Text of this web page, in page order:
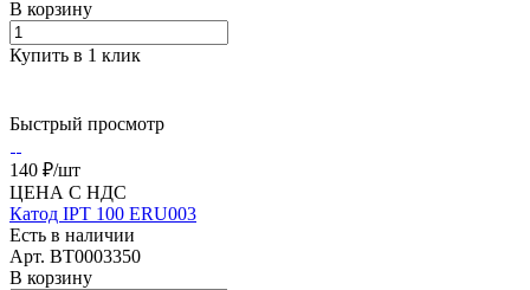
В корзину
Купить в 1 клик
Быстрый просмотр
140 ₽/шт
ЦЕНА С НДС
Катод IPT 100 ERU003
Есть в наличии
Арт. BT0003350
В корзину